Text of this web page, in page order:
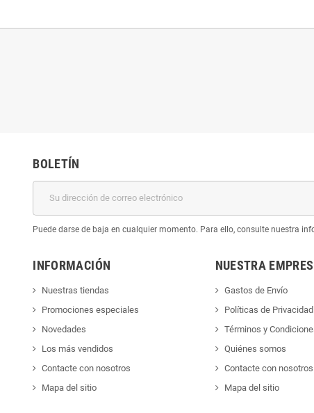
BOLETÍN
Puede darse de baja en cualquier momento. Para ello, consulte nuestra
INFORMACIÓN
Nuestras tiendas
Promociones especiales
Novedades
Los más vendidos
Contacte con nosotros
Mapa del sitio
NUESTRA
Gastos de Envío
Políticas de Privacidad
Términos y
Quiénes somos
Contacte con nosotros
Mapa del sitio